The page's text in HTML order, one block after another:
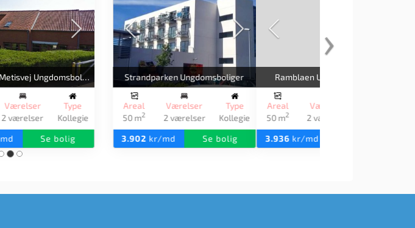
Skovparken Ungdomsboliger
Areal
50 m
Værelser
2 værelser
Type
Kollegie
4.060kr/md Se bolig
Signalvej Ungdomsboliger
Areal
50 m
Værelser
2 værelser
Kollegie
4.098kr/md Se bolig
›